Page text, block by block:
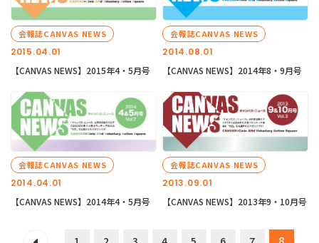
2015.04.01
会報誌CANVAS NEWS
【CANVAS NEWS】2015年4・5月号
2014.08.01
会報誌CANVAS NEWS
【CANVAS NEWS】2014年8・9月号
2014.04.01
会報誌CANVAS NEWS
【CANVAS NEWS】2014年4・5月号
2013.09.01
会報誌CANVAS NEWS
【CANVAS NEWS】2013年9・10月号
8